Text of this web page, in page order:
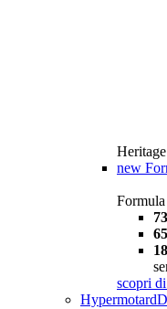
Heritage
new
scopri
Hypermotard